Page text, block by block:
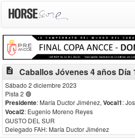
description Caballos Jóvenes 4 años Día
Sábado 2 diciembre 2023
Pista 2 🟢
Presidente: María Ductor Jiménez, Vocal1:
Vocal2: Eugenio Moreno Reyes
GUSTO DEL SUR
Delegado FAH: María Ductor Jiménez